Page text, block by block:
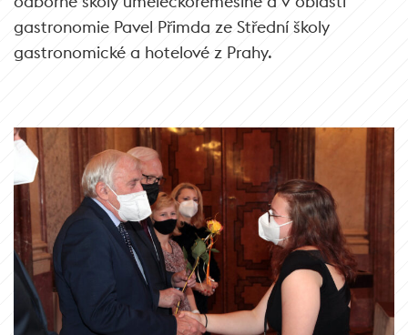
gastronomie Pavel Přimda ze Střední školy
gastronomické a hotelové z Prahy.